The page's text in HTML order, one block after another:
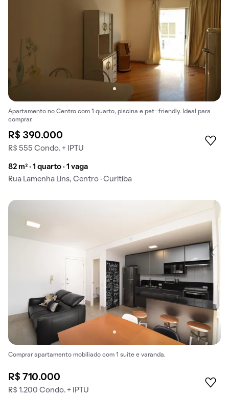
Apartamento no Centro com 1 quarto, piscina e pet-friendly. Ideal para
comprar.
R$ 390.000
R$ 555 Condo. + IPTU
82 m² · 1 quarto · 1 vaga
Rua Lamenha Lins, Centro · Curitiba
Comprar apartamento mobiliado com 1 suíte e varanda.
R$ 710.000
R$ 1.200 Condo. + IPTU